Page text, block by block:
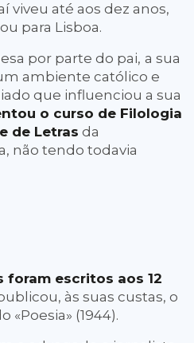
viveu até aos dez anos,
para Lisboa.
por parte do pai, a sua
ambiente católico e
que influenciou a sua
o curso de Filologia
de Letras da
não tendo todavia
foram escritos aos 12
às suas custas, o
(1944).